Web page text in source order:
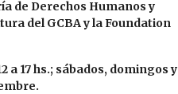
de Derechos Humanos y
del GCBA y la Foundation
17 hs.; sábados, domingos y